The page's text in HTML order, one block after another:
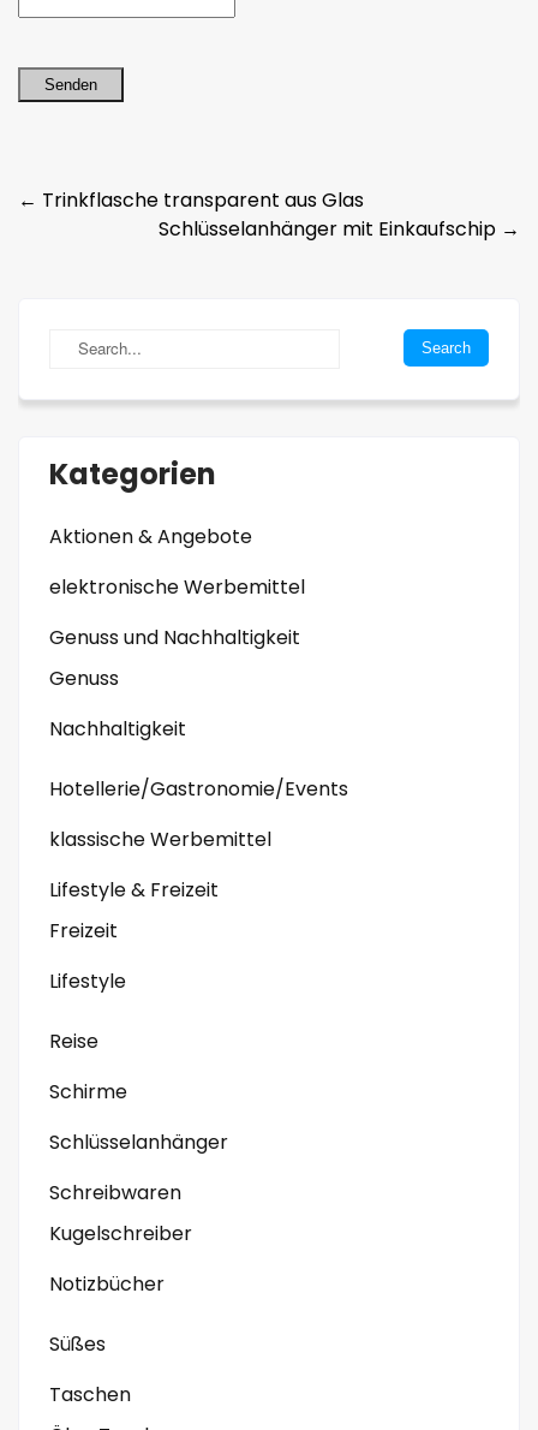
Senden
Post
navigation
← Trinkflasche transparent aus Glas
Schlüsselanhänger mit Einkaufschip →
Kategorien
Aktionen & Angebote
elektronische Werbemittel
Genuss und Nachhaltigkeit
Genuss
Nachhaltigkeit
Hotellerie/Gastronomie/Events
klassische Werbemittel
Lifestyle & Freizeit
Freizeit
Lifestyle
Reise
Schirme
Schlüsselanhänger
Schreibwaren
Kugelschreiber
Notizbücher
Süßes
Taschen